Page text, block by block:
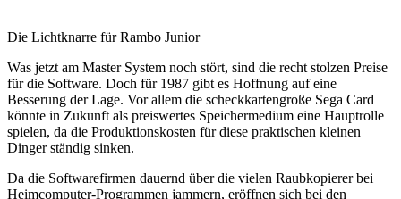
Die Lichtknarre für Rambo Junior
Was jetzt am Master System noch stört, sind die recht stolzen Preise
für die Software. Doch für 1987 gibt es Hoffnung auf eine
Besserung der Lage. Vor allem die scheckkartengroße Sega Card
könnte in Zukunft als preiswertes Speichermedium eine Hauptrolle
spielen, da die Produktionskosten für diese praktischen kleinen
Dinger ständig sinken.
Da die Softwarefirmen dauernd über die vielen Raubkopierer bei
Heimcomputer-Programmen jammern, eröffnen sich bei den